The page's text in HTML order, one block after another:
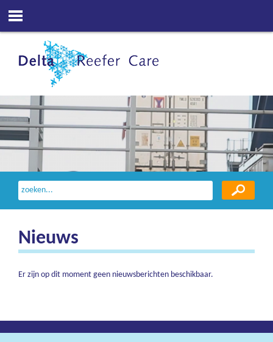
Nieuws
Er zijn op dit moment geen nieuwsberichten beschikbaar.